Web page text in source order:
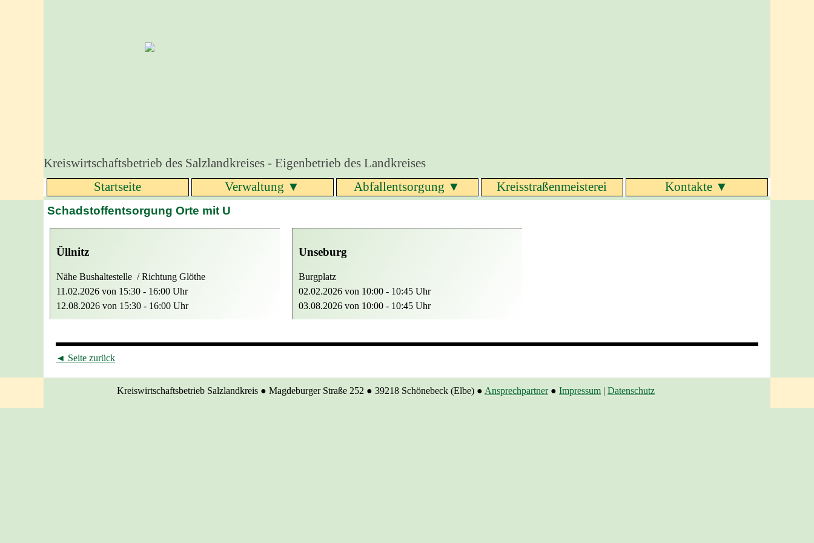
Kreiswirtschaftsbetrieb des Salzlandkreises - Eigenbetrieb des Landkreises
Menü überspringen
Startseite Verwaltung ▼ ▼
Abfallentsorgung ▼ ▼
Kreisstraßenmeisterei Kontakte ▼
Schadstoffentsorgung Orte mit U
Üllnitz
Nähe Bushaltestelle / Richtung Glöthe
11.02.2026 von 15:30 - 16:00 Uhr
12.08.2026 von 15:30 - 16:00 Uhr
Unseburg
Burgplatz
02.02.2026 von 10:00 - 10:45 Uhr
03.08.2026 von 10:00 - 10:45 Uhr
◄ Seite zurück
Kreiswirtschaftsbetrieb Salzlandkreis ● Magdeburger Straße 252 ● 39218 Schönebeck (Elbe) ● Ansprechpartner ● Impressum | Datenschutz